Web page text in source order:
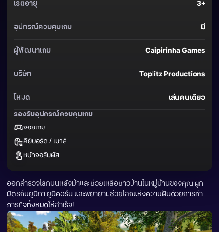
ออกสำรวจโลกบนหลังม้าและช่วยเหลือชาวบ้านในหมู่บ้านของคุณ ผูก
มิตรกับยูนิกา ยูนิคอร์น และพยายามช่วยโลกแห่งความฝันด้วยการทำ
ภารกิจทั้งหมดให้สำเร็จ!
เรตอายุ 3+
อุปกรณ์ควบคุมเกม มี
ผู้พัฒนาเกม Caipirinha Games
บริษัท Toplitz Productions
โหมด เล่นคนเดียว
รองรับอุปกรณ์ควบคุมเกม
จอยเกม
คีย์บอร์ด / เมาส์
หน้าจอสัมผัส